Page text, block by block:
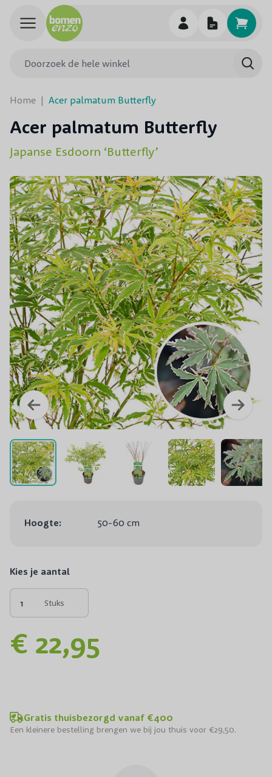
Ga naar de inhoud
Home | Acer palmatum Butterfly
Acer palmatum Butterfly
Japanse Esdoorn ‘Butterfly’
Hoogte: 50-60 cm
Kies je aantal
Stuks
€ 22,95
Gratis thuisbezorgd vanaf €400
Een kleinere bestelling brengen we bij jou thuis voor €29,50.